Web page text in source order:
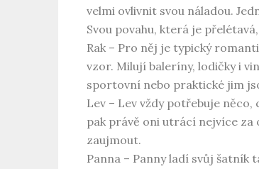
velmi ovlivnit svou náladou.
Svou povahu, která je
Rak – Pro něj je typický
vzor. Milují baleríny, lodičky i
sportovní nebo praktické jim
Lev – Lev vždy potřebuje
pak právě oni utrácí nejvíce za
zaujmout.
Panna – Panny ladí svůj šatník